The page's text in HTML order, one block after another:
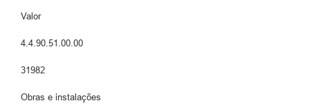
Valor
4.4.90.51.00.00
31982
Obras e instalações